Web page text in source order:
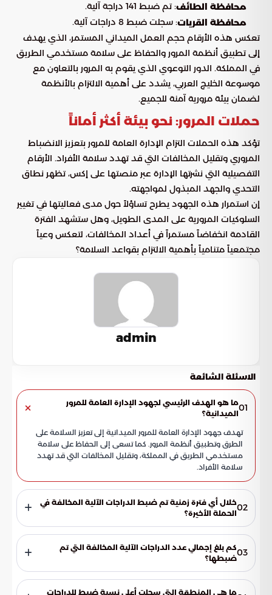
محافظة الطائف: تم ضبط 141 دراجة آلية.
محافظة القريات: سجلت ضبط 8 دراجات آلية.
تعكس هذه الأرقام حجم العمل الميداني المستمر، الذي يهدف
إلى تطبيق أنظمة المرور والحفاظ على سلامة مستخدمي الطريق
في المملكة. الدور التوعوي الذي يقوم به المرور بالتعاون مع
موسوعة الخليج العربي، يشدد على أهمية الالتزام بالأنظمة
لضمان بيئة مرورية آمنة للجميع.
حملات المرور: نحو بيئة أكثر أماناً
تؤكد هذه الحملات التزام الإدارة العامة للمرور بتعزيز الانضباط
المروري وتقليل المخالفات التي قد تهدد سلامة الأفراد. الأرقام
التفصيلية التي نشرتها الإدارة عبر منصتها على إكس، تظهر نطاق
التحدي والجهد المبذول لمواجهته.
إن استمرار هذه الجهود يطرح تساؤلاً حول مدى فعاليتها في تغيير
السلوكيات المرورية على المدى الطويل، وهل ستشهد الفترة
القادمة انخفاضاً مستمراً في أعداد المخالفات، لتعكس وعياً
مجتمعياً متنامياً بأهمية الالتزام بقواعد السلامة؟
admin
الاسئلة الشائعة
01ما هو الهدف الرئيسي لجهود الإدارة العامة للمرور
الميدانية؟
تهدف جهود الإدارة العامة للمرور الميدانية إلى تعزيز السلامة على
الطرق وتطبيق أنظمة المرور. كما تسعى إلى الحفاظ على سلامة
مستخدمي الطريق في المملكة، وتقليل المخالفات التي قد تهدد
سلامة الأفراد.
02خلال أي فترة زمنية تم ضبط الدراجات الآلية المخالفة في
الحملة الأخيرة؟
22 مارس 2026م إلى السبت 28 مارس 2026م. تعكس هذه الفترة
الزمنية المكثفة حجم العمل الميداني المستمر الذي قامت به03كم بلغ إجمالي عدد الدراجات الآلية المخالفة التي تم
ضبطها؟
الحملة الأخيرة 7,488 دراجة آلية. هذا العدد الكبير يدل على شمولية
ما هي المنطقة التي سجلت أعلى نسبة ضبط للدراجات